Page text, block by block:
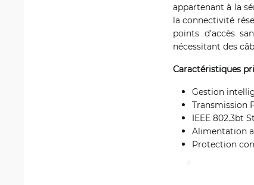
appartenant à la
la connectivité
points d'accès
nécessitant des
Caractéristiques
Gestion
Transmission
IEEE 802.3bt
Alimentation
Protection